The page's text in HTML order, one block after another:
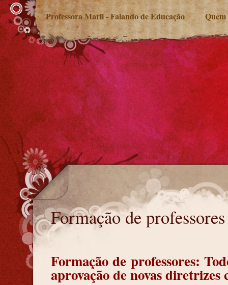
Professora Marli - Falando de Educação Quem
Formação de professores
Formação de professores
Formação de professores:
aprovação de novas